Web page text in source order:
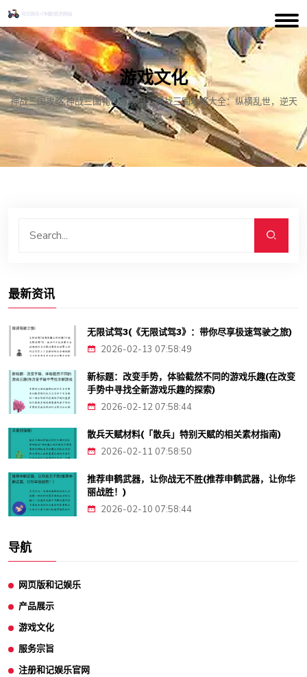
游戏文化
神战三国攻略,神战三国礼包兑换码：神战三国攻略大全：纵横乱世，逆天
称雄
最新资讯
无限试驾3(《无限试驾3》：带你尽享极速驾驶之旅)
2026-02-13 07:58:49
新标题：改变手势，体验截然不同的游戏乐趣(在改变
手势中寻找全新游戏乐趣的探索)
2026-02-12 07:58:44
散兵天赋材料(「散兵」特别天赋的相关素材指南)
2026-02-11 07:58:50
推荐申鹤武器，让你战无不胜(推荐申鹤武器，让你华
丽战胜！)
2026-02-10 07:58:44
导航
网页版和记娱乐
产品展示
游戏文化
服务宗旨
注册和记娱乐官网